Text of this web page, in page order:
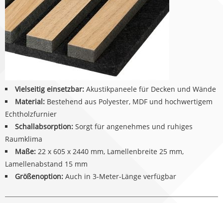
Vielseitig einsetzbar: Akustikpaneele für Decken und Wände
Material: Bestehend aus Polyester, MDF und hochwertigem
Echtholzfurnier
Schallabsorption: Sorgt für angenehmes und ruhiges
Raumklima
Maße: 22 x 605 x 2440 mm, Lamellenbreite 25 mm,
Lamellenabstand 15 mm
Größenoption: Auch in 3-Meter-Länge verfügbar